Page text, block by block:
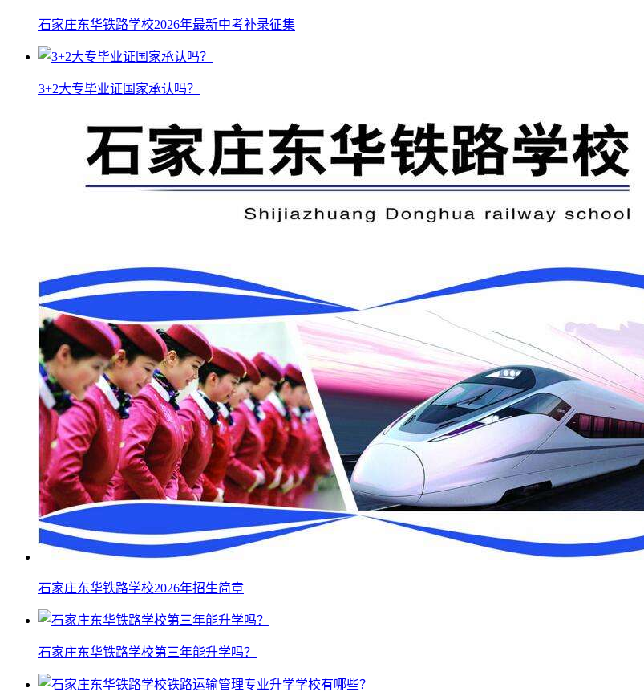
石家庄东华铁路学校2026年最新中考补录征集
3+2大专毕业证国家承认吗？
石家庄东华铁路学校2026年招生简章
石家庄东华铁路学校第三年能升学吗？